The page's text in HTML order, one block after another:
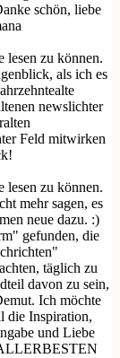
schön, liebe
lesen zu können.
als ich es
newslichter
Feld mitwirken
lesen zu können.
mehr sagen, es
neue dazu. :)
gefunden, die
täglich zu
davon zu sein,
Ich möchte
die Inspiration,
und Liebe